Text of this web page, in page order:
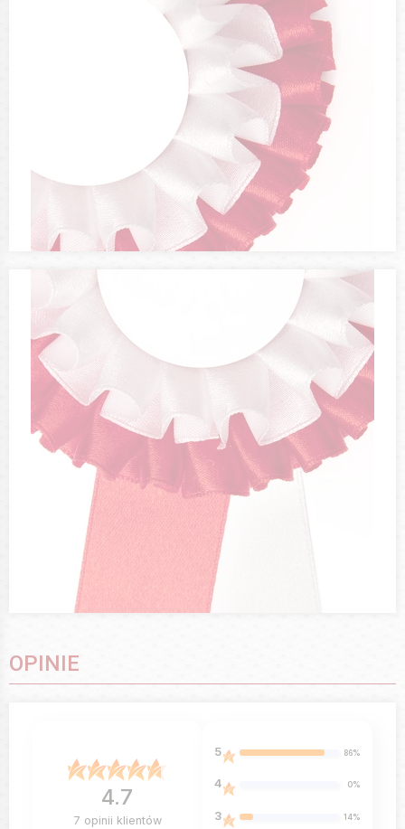
OPINIE
4.7
7 opinii klientów
5 86%
4 0%
3 14%